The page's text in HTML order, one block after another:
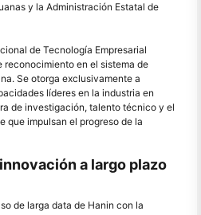
y la Administración Estatal de
de Tecnología Empresarial
reconocimiento en el sistema de
Se otorga exclusivamente a
líderes en la industria en
de investigación, talento técnico y el
que impulsan el progreso de la
a largo plazo
de larga data de Hanin con la